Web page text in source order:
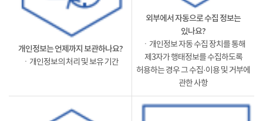
개인정보는 언제까지 보관하나요?
ㆍ개인정보의 처리 및 보유 기간
외부에서 자동으로 수집 정보는
있나요?
ㆍ개인정보 자동 수집 장치를 통해
제3자가 행태정보를 수집하도록
허용하는 경우 그 수집·이용 및 거부에
관한 사항